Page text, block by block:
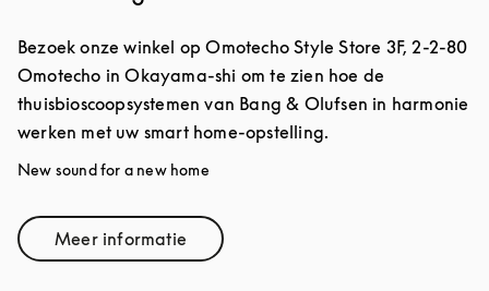
Bezoek onze winkel op Omotecho Style Store 3F, 2-2-80
Omotecho in Okayama-shi om te zien hoe de
thuisbioscoopsystemen van Bang & Olufsen in harmonie
werken met uw smart home-opstelling.
New sound for a new home
Meer informatieLink Opens in New Tab